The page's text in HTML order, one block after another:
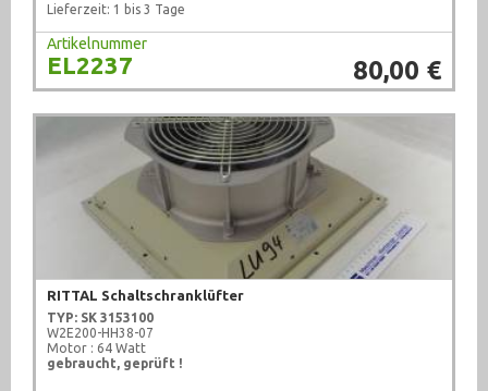
Lieferzeit: 1 bis 3 Tage
Artikelnummer
EL2237 80,00 €
RITTAL Schaltschranklüfter
TYP: SK 3153100
W2E200-HH38-07
Motor : 64 Watt
gebraucht, geprüft !